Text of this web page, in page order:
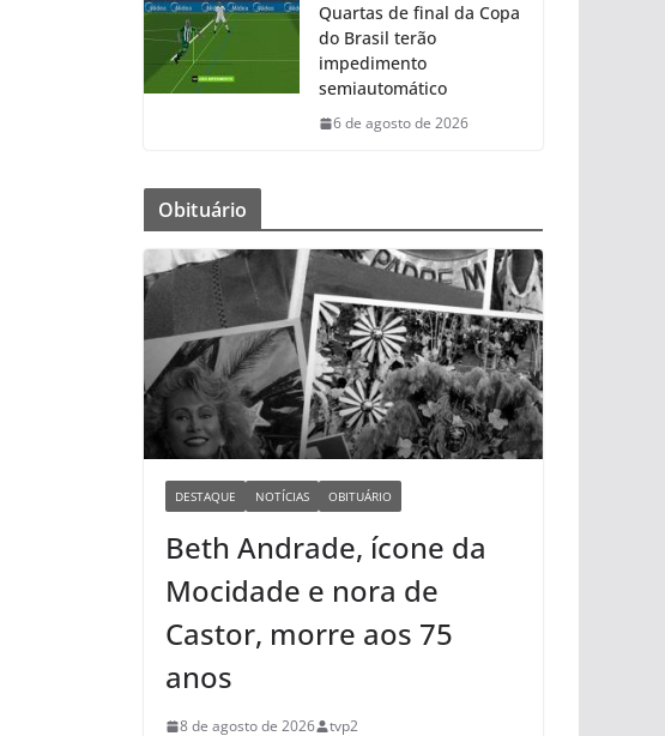
Quartas de final da Copa
do Brasil terão
impedimento
semiautomático
6 de agosto de 2026
Obituário
DESTAQUE NOTÍCIAS OBITUÁRIO
Beth Andrade, ícone da
Mocidade e nora de
Castor, morre aos 75
anos
8 de agosto de 2026 tvp2